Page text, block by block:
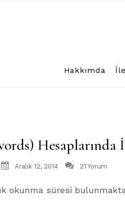
Hakkımda
Hesaplarında
Aralık 12, 2014 21 Yorum
okunma süresi